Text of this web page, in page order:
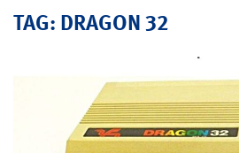
TAG: DRAGON 32